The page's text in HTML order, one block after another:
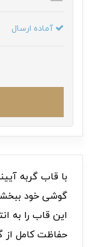
آماده ارسال
گوشی خود
این قاب را به
حفاظت کامل از